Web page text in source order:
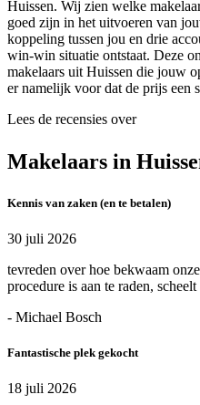
Huissen. Wij zien welke
goed zijn in het uitvoeren van
koppeling tussen jou en drie
win-win situatie ontstaat. Deze
makelaars uit Huissen die jouw
er namelijk voor dat de prijs een
Lees de recensies over
Makelaars in
Kennis van zaken (en te betalen)
30 juli 2026
tevreden over hoe bekwaam
procedure is aan te raden,
- Michael Bosch
Fantastische plek gekocht
18 juli 2026